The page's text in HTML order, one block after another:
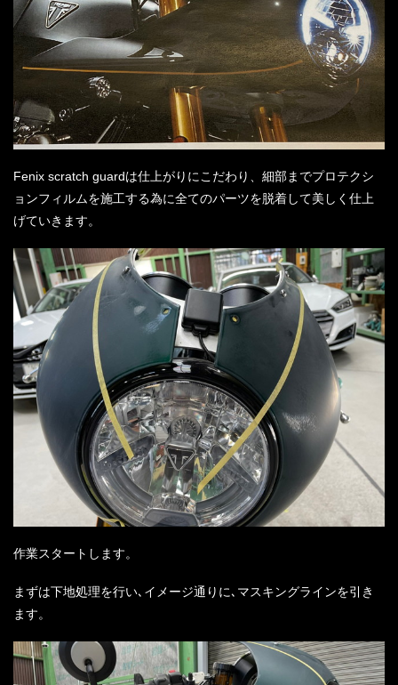
Fenix scratch guardは仕上がりにこだわり、細部までプロテクシ
ョンフィルムを施工する為に全てのパーツを脱着して美しく仕上
げていきます。
作業スタートします。
まずは下地処理を行い､イメージ通りに､マスキングラインを引き
ます。